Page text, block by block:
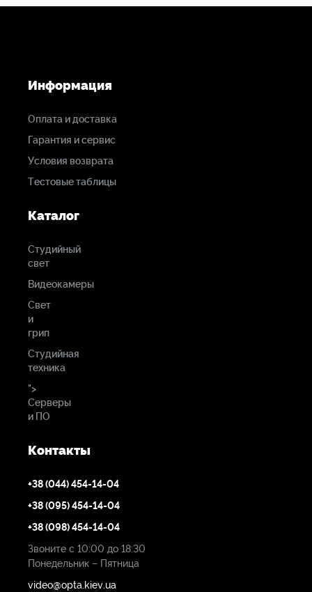
Информация
Оплата и доставка
Гарантия и сервис
Условия возврата
Тестовые таблицы
Каталог
Студийный
свет
Видеокамеры
Свет
и
грип
Студийная
техника
">
Серверы
и ПО
Контакты
+38 (044) 454-14-04
+38 (095) 454-14-04
+38 (098) 454-14-04
Звоните с 10:00 до 18:30
Понедельник – Пятница
video@opta.kiev.ua